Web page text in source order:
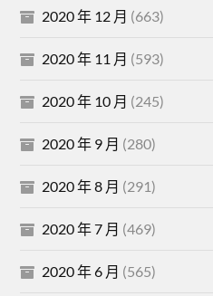
2020 年 12 月 (663)
2020 年 11 月 (593)
2020 年 10 月 (245)
2020 年 9 月 (280)
2020 年 8 月 (291)
2020 年 7 月 (469)
2020 年 6 月 (565)